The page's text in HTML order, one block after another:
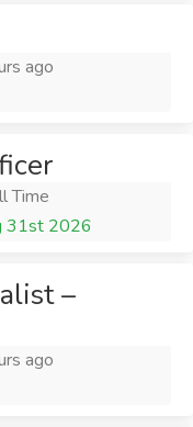
ago
Time
31st 2026
–
ago